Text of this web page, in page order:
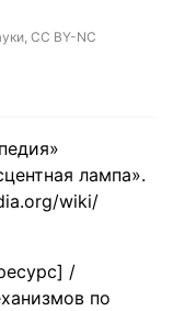
CC BY-NC
лампа».
wiki/
/
по